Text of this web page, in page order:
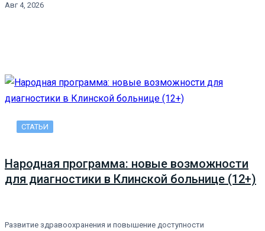
Авг 4, 2026
СТАТЬИ
Народная программа: новые возможности
для диагностики в Клинской больнице (12+)
Развитие здравоохранения и повышение доступности